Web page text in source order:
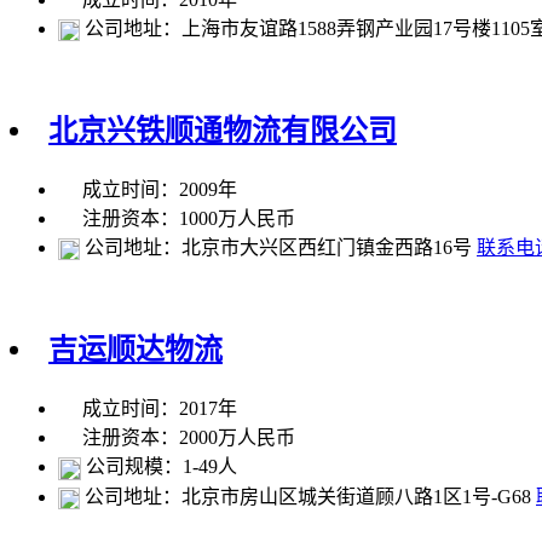
公司地址：上海市友谊路1588弄钢产业园17号楼1105
北京兴铁顺通物流有限公司
成立时间：2009年
注册资本：1000万人民币
公司地址：北京市大兴区西红门镇金西路16号 联系电
吉运顺达物流
成立时间：2017年
注册资本：2000万人民币
公司规模：1-49人
公司地址：北京市房山区城关街道顾八路1区1号-G68